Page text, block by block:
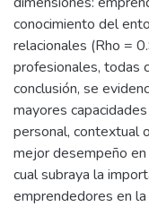
conocimiento del
relacionales (Rho =
profesionales, todas
conclusión, se
mayores
personal, contextual
mejor desempeño
cual subraya la
emprendedores en